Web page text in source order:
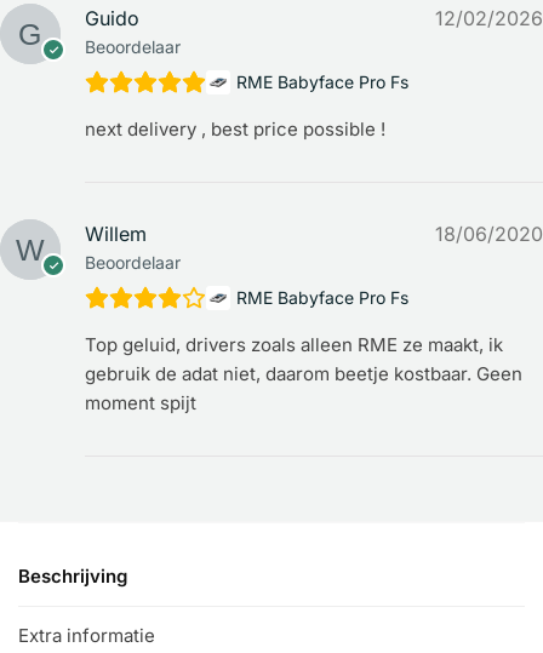
Guido
Beoordelaar
12/02/2026
RME Babyface Pro Fs
next delivery , best price possible !
Willem
Beoordelaar
18/06/2020
RME Babyface Pro Fs
Top geluid, drivers zoals alleen RME ze maakt, ik
gebruik de adat niet, daarom beetje kostbaar. Geen
moment spijt
Beschrijving
Extra informatie